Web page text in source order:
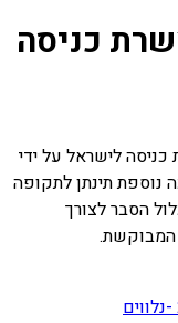
כניסה
לישראל על ידי
נוספת תינתן לתקופה
לכלול הסבר לצורך
המבוקשת.